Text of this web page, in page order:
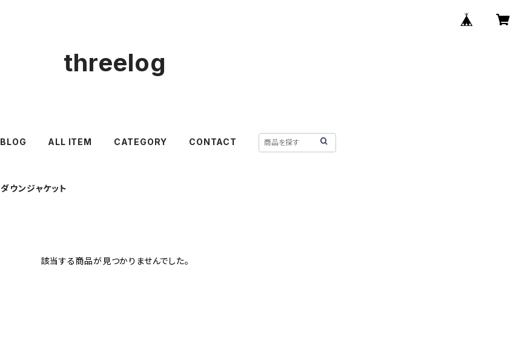
threelog
BLOG ALL ITEM CATEGORY CONTACT
ダウンジャケット
該当する商品が見つかりませんでした。